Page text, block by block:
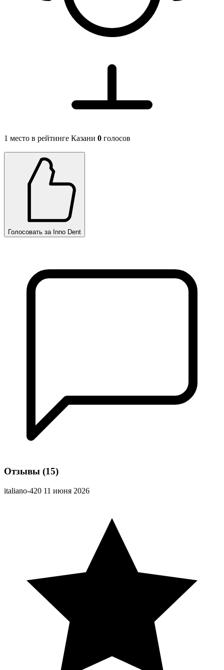
1 место в рейтинге Казани 0 голосов
Голосовать за Inno Dent
Отзывы (15)
italiano-420 11 июня 2026